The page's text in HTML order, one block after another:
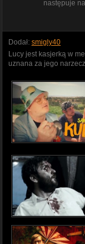
następuje
Dodał: smigly40
Lucy jest kasjerką w
uznana za jego